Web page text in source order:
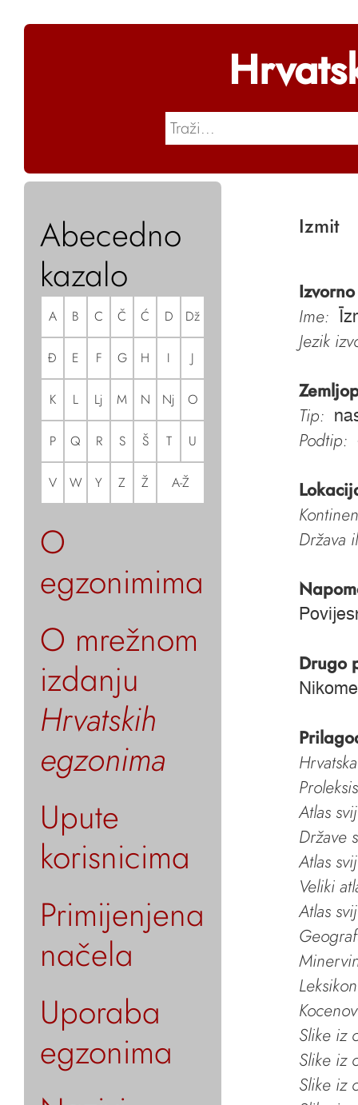
Abecedno
kazalo
A B C Č Ć D Dž
Đ E F G H I J
K L Lj M N Nj O
P Q R S Š T U
V W Y Z Ž A-Ž
O
egzonimima
O mrežnom
izdanju
Hrvatskih
egzonima
Upute
korisnicima
Primijenjena
načela
Uporaba
egzonima
Izmit
Ime:
Jezik
Tip:
Podtip:
Država
Drugo
Atlas
Države
Atlas
Veliki
Atlas
Slike iz
Slike iz
Slike iz